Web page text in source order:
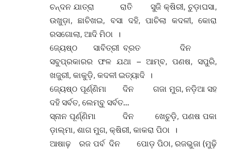
ଚନ୍ଦନ ଯାତ୍ରା ରାତି ସୁଜି କ୍ଷିରୀ, ଚୁଡ଼ାଘସା,
ଉଖୁଡ଼ା, ଛାଚିଖଇ, ବସା ଦହି, ପାଚିଲା କଦଳୀ, କୋରା
ରସଗୋଲା, ଆଦି ମିଠା ।
ଜ୍ୟେଷ୍ଠ ସାବିତ୍ରୀ ବ୍ରତ ଦିନ
ସବୁପ୍ରକାରର ଫଳ ଯଥା – ଆମ୍ବ, ପଣଷ, ସପୁରି,
ଖଜୁରୀ, କାକୁଡ଼ି, କଦଳୀ ଇତ୍ୟାଦି ।
ଜ୍ୟେଷ୍ଠ ପୂର୍ଣ୍ଣିମା ଦିନ ଗଜା ମୁଗ, ନଡ଼ିଆ ସହ
ଦହି ସର୍ବତ, ଲେମ୍ବୁ ସର୍ବତ…
ସ୍ନାନ ପୂର୍ଣ୍ଣିମା ଦିନ ଖେଚୁଡ଼ି, ପଣଷ ପକା
ଡ଼ାଲ୍ମା, ଶାଗ ମୁଗ, କ୍ଷିରୀ, କାକରା ପିଠା ।
ଆଷାଢ଼ ରଜ ପର୍ବ ଦିନ ପୋଡ଼ ପିଠା, ରଜଭୁଜା (ମୁଢ଼ି